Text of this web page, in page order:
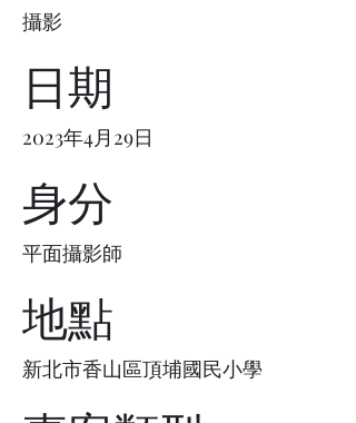
攝影
日期
2023年4月29日
身分
平面攝影師
地點
新北市香山區頂埔國民小學